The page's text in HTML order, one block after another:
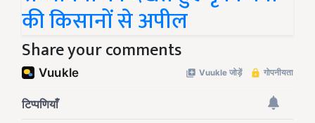
की किसानों से अपील
Share your comments